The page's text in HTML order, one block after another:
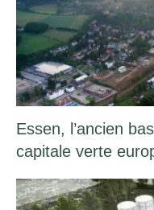
Essen, l’ancien
capitale verte